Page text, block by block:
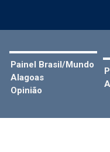
Painel Brasil/Mundo
Alagoas
Opinião